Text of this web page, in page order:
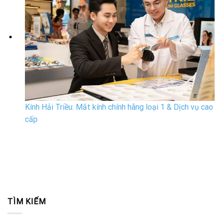
Kính Hải Triều: Mắt kính chính hãng loại 1 & Dịch vụ cao
cấp
TÌM KIẾM